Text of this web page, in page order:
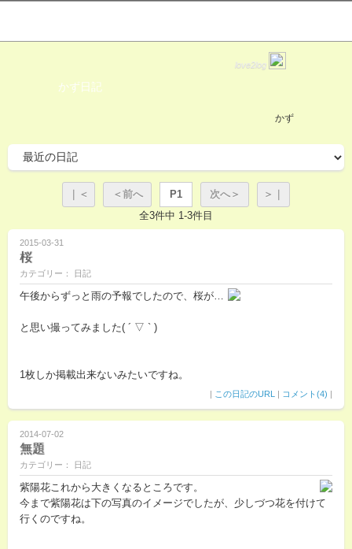
love2log
かず日記
かず
｜＜ ＜前へ P1 次へ＞
＞｜
全3件中 1-3件目
2015-03-31
桜
カテゴリー： 日記
午後からずっと雨の予報でしたので、桜が…
と思い撮ってみました( ´ ▽ ` )
1枚しか掲載出来ないみたいですね。
| この日記のURL | コメント(4) |
2014-07-02
無題
カテゴリー： 日記
紫陽花これから大きくなるところです。
今まで紫陽花は下の写真のイメージでしたが、少しづつ花を付けて
行くのですね。